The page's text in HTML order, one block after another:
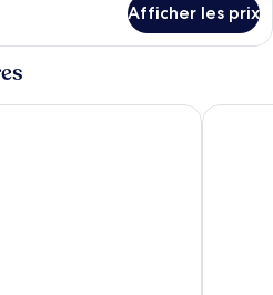
Afficher les prix